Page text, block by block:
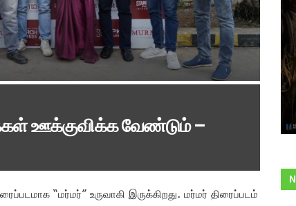
ஊக்குவிக்க வேண்டும் –
“மர்மர்” உருவாகி இருக்கிறது. மர்மர் திரைப்படம்